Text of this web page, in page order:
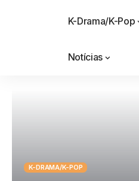
K-Drama/K-Pop
Notícias
K-DRAMA/K-POP